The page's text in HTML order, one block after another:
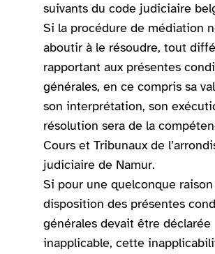
suivants du code judiciaire
Si la procédure de médiation
aboutir à le résoudre, tout
rapportant aux présentes
générales, en ce compris sa
son interprétation, son
résolution sera de la
Cours et Tribunaux de
judiciaire de Namur.
Si pour une quelconque
disposition des présentes
générales devait être déclarée
inapplicable, cette